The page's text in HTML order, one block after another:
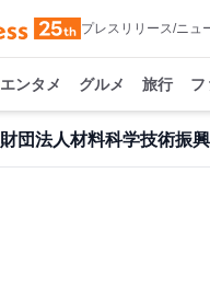
プレスリリース/ニュ
エンタメ グルメ 旅行 フ
財団法人材料科学技術振